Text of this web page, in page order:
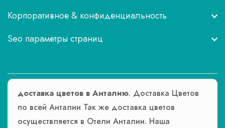
Корпоративное & конфиденциальность
Seo параметры страниц
доставка цветов в Анталию. Доставка Цветов
по всей Анталии Так же доставка цветов
осуществляется в Отели Анталии. Наша